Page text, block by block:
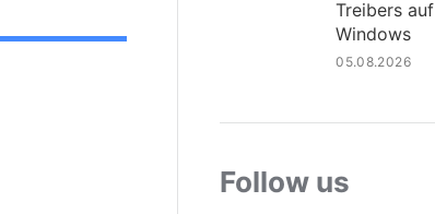
Treibers auf
Windows
05.08.2026
Follow us